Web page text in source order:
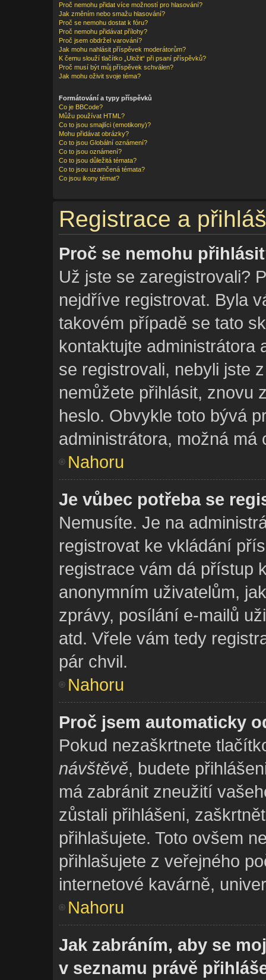
Proč nemohu přidat více možností pro hlasování?
Jak změním nebo smažu hlasování?
Proč se nemohu dostat k fóru?
Proč nemohu přidávat přílohy?
Proč jsem obdržel varování?
Jak mohu nahlásit příspěvek moderátorům?
K čemu slouží tlačítko „Uložit“ při psaní příspěvků?
Proč musí být můj příspěvek schválen?
Jak mohu oživit svoje téma?
Formátování a typy příspěvků
Co je BBCode?
Můžu používat HTML?
Co to jsou smajlíci (emotikony)?
Mohu přidávat obrázky?
Co to jsou Globální oznámení?
Co to jsou oznámení?
Co to jsou důležitá témata?
Co to jsou uzamčená témata?
Co jsou ikony témat?
Registrace a
Proč se nemohu
Už jste se zaregistrovali?
nejdříve registrovat. Byla
takovém případě se tato
kontaktujte administrátora
se registrovali, nebyli jste
nemůžete přihlásit, znovu
heslo. Obvykle toto bývá
administrátora, možná
Nahoru
Je vůbec potřeba se
Nemusíte. Je na
registrovat ke vkládání
registrace vám dá přístup
anonymním uživatelům,
zprávy, posílání e-mailů
atd. Vřele vám tedy
pár chvil.
Nahoru
Proč jsem automaticky
Pokud nezaškrtnete
návštěvě, budete
má zabránit zneužití
zůstali přihlášeni,
přihlašujete. Toto ovšem
přihlašujete z veřejného
internetové kavárně,
Nahoru
Jak zabráním, aby se
v seznamu právě